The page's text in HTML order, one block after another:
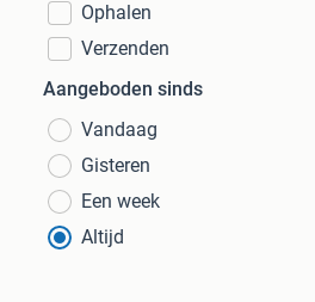
Ophalen
Verzenden
Aangeboden sinds
Vandaag
Gisteren
Een week
Altijd